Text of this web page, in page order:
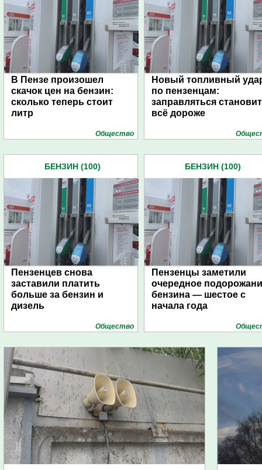
В Пензе произошел
скачок цен на бензин:
сколько теперь стоит
литр
Общество
Новый топливный
по пензенцам:
заправляться
всё дороже
БЕНЗИН (100)
Пензенцев снова
заставили платить
больше за бензин и
дизель
Общество
БЕНЗИН (100)
Пензенцы заметили
очередное
бензина — шестое с
начала года